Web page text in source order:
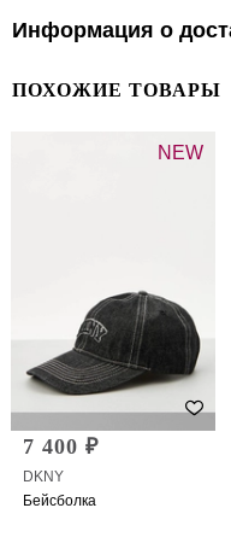
Информация о
ПОХОЖИЕ ТОВАРЫ
NEW
7 400 ₽
DKNY
Бейсболка